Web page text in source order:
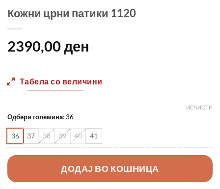
Кожни црни патики 1120
2390,00 ден
Табела со величини
Одбери големина:36
36 37 38 39 40 41
ИСЧИСТИ
ДОДАЈ ВО КОШНИЦА